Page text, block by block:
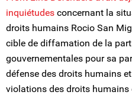
inquiétudes concernant la
droits humains Rocio San
cible de diffamation de la
gouvernementales pour sa
défense des droits humains
violations des droits humains